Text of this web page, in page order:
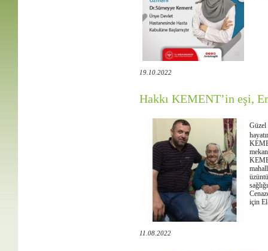
19.10.2022
Hakkı KEMENT’in eşi,
için
11.08.2022